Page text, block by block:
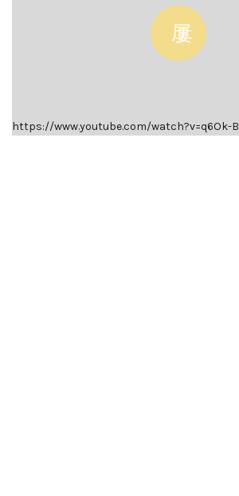
https://www.youtube.com/watch?v=q6Ok-